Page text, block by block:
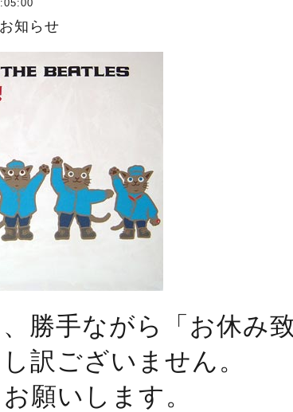
知らせ
勝手ながら「お休み
訳ございません。
願いします。